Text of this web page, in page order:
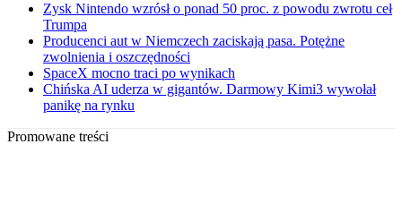
Zysk Nintendo wzrósł o ponad 50 proc. z powodu zwrotu ceł
Trumpa
Producenci aut w Niemczech zaciskają pasa. Potężne
zwolnienia i oszczędności
SpaceX mocno traci po wynikach
Chińska AI uderza w gigantów. Darmowy Kimi3 wywołał
panikę na rynku
Promowane treści